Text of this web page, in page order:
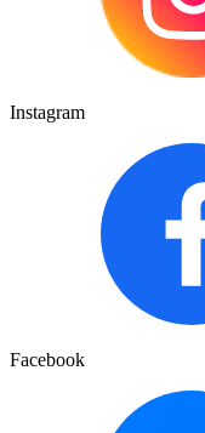
Instagram
Facebook